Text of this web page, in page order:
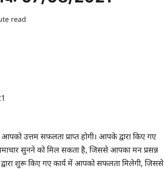
read
उत्तम सफलता प्राप्त होगी। आपके द्वारा किए गए
सुनने को मिल सकता है, जिससे आपका मन प्रसन्न
शुरू किए गए कार्य में आपको सफलता मिलेगी, जिससे